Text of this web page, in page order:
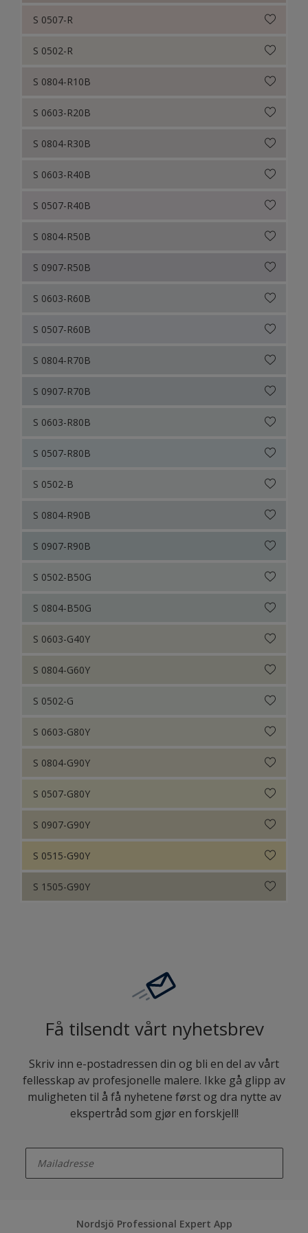
S 0507-R
S 0502-R
S 0804-R10B
S 0603-R20B
S 0804-R30B
S 0603-R40B
S 0507-R40B
S 0804-R50B
S 0907-R50B
S 0603-R60B
S 0507-R60B
S 0804-R70B
S 0907-R70B
S 0603-R80B
S 0507-R80B
S 0502-B
S 0804-R90B
S 0907-R90B
S 0502-B50G
S 0804-B50G
S 0603-G40Y
S 0804-G60Y
S 0502-G
S 0603-G80Y
S 0804-G90Y
S 0507-G80Y
S 0907-G90Y
S 0515-G90Y
S 1505-G90Y
Få tilsendt vårt nyhetsbrev
Skriv inn e-postadressen din og bli en del av vårt
fellesskap av profesjonelle malere. Ikke gå glipp av
muligheten til å få nyhetene først og dra nytte av
ekspertråd som gjør en forskjell!
Nordsjö Professional Expert App